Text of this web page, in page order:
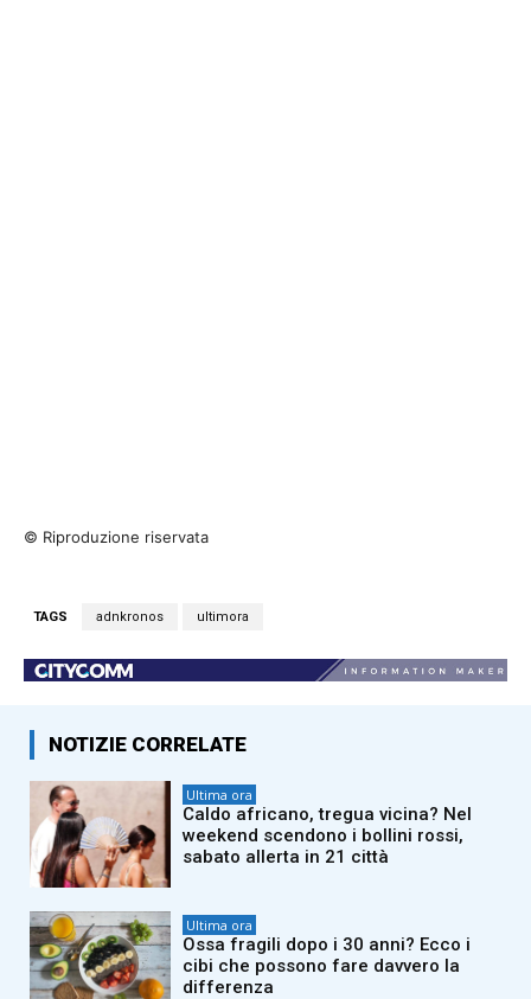
© Riproduzione riservata
TAGS adnkronos ultimora
NOTIZIE CORRELATE
Ultima ora
Caldo africano, tregua vicina? Nel
weekend scendono i bollini rossi,
sabato allerta in 21 città
Ultima ora
Ossa fragili dopo i 30 anni? Ecco i
cibi che possono fare davvero la
differenza